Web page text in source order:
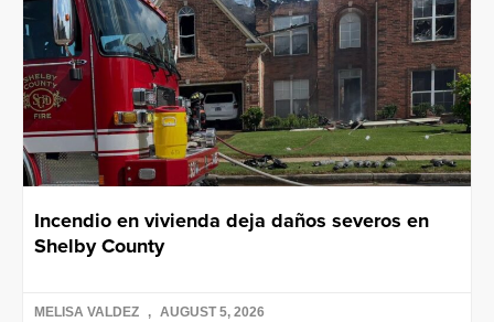
Incendio en vivienda deja daños severos en
Shelby County
MELISA VALDEZ AUGUST 5, 2026